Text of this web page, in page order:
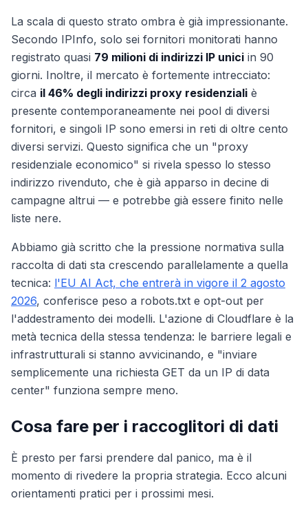
La scala di questo strato ombra è già impressionante.
Secondo IPInfo, solo sei fornitori monitorati hanno
registrato quasi 79 milioni di indirizzi IP unici in 90
giorni. Inoltre, il mercato è fortemente intrecciato:
circa il 46% degli indirizzi proxy residenziali è
presente contemporaneamente nei pool di diversi
fornitori, e singoli IP sono emersi in reti di oltre cento
diversi servizi. Questo significa che un "proxy
residenziale economico" si rivela spesso lo stesso
indirizzo rivenduto, che è già apparso in decine di
campagne altrui — e potrebbe già essere finito nelle
liste nere.
Abbiamo già scritto che la pressione normativa sulla
raccolta di dati sta crescendo parallelamente a quella
tecnica: l'EU AI Act, che entrerà in vigore il 2 agosto
2026, conferisce peso a robots.txt e opt-out per
l'addestramento dei modelli. L'azione di Cloudflare è la
metà tecnica della stessa tendenza: le barriere legali e
infrastrutturali si stanno avvicinando, e "inviare
semplicemente una richiesta GET da un IP di data
center" funziona sempre meno.
Cosa fare per i raccoglitori di dati
È presto per farsi prendere dal panico, ma è il
momento di rivedere la propria strategia. Ecco alcuni
orientamenti pratici per i prossimi mesi.